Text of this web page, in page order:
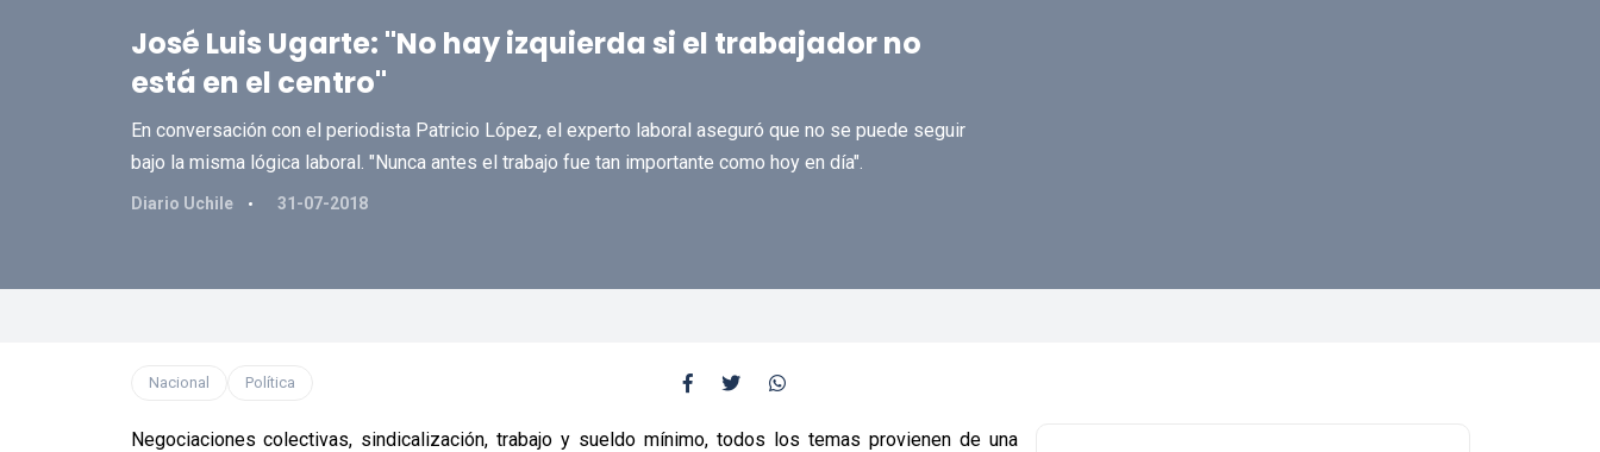
José Luis Ugarte: "No hay izquierda si el trabajador no
está en el centro"
En conversación con el periodista Patricio López, el experto laboral aseguró que no se puede seguir
bajo la misma lógica laboral. "Nunca antes el trabajo fue tan importante como hoy en día".
Diario Uchile 31-07-2018
Nacional Política
Negociaciones colectivas, sindicalización, trabajo y sueldo mínimo, todos los temas provienen de una